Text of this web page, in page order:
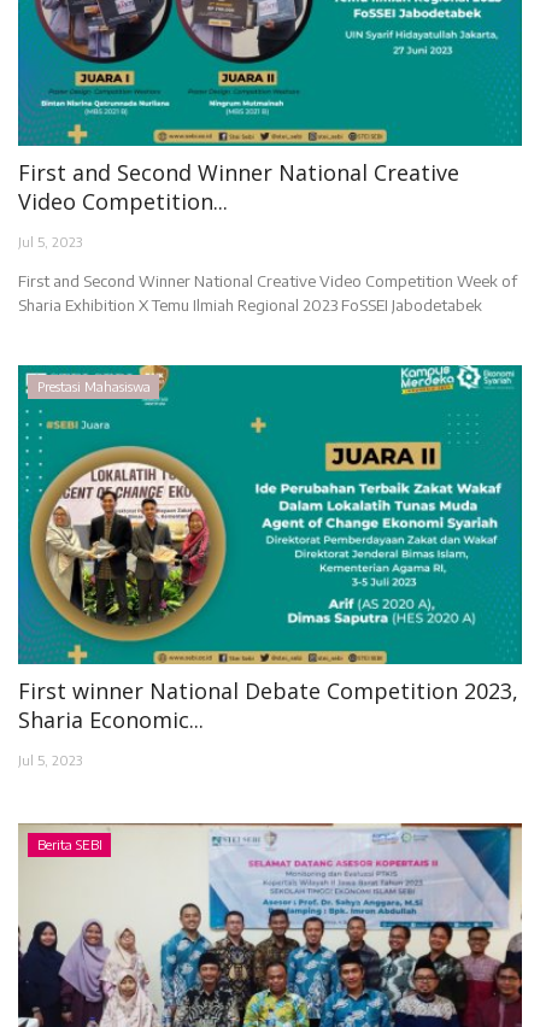
First and Second Winner National Creative
Video Competition...
Jul 5, 2023
First and Second Winner National Creative Video Competition Week of
Sharia Exhibition X Temu Ilmiah Regional 2023 FoSSEI Jabodetabek
Prestasi Mahasiswa
First winner National Debate Competition 2023,
Sharia Economic...
Jul 5, 2023
Berita SEBI